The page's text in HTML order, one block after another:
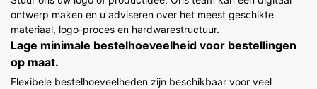
ontwerp maken en u adviseren over het meest geschikte
materiaal, logo-proces en hardwarestructuur.
Lage minimale bestelhoeveelheid voor bestellingen
op maat.
Flexibele bestelhoeveelheden zijn beschikbaar voor veel